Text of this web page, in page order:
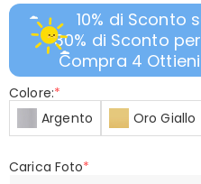
10% di Sconto
30% di Sconto
Compra 4 Ottieni
Colore:*
Argento
Oro Giallo
Carica Foto*